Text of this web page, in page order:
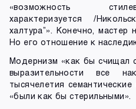
«возможность
характеризуется /
халтура”». Конечно,
Но его отношение к
Модернизм «как бы счищал
выразительности все
тысячелетия
«были как бы стерильными».